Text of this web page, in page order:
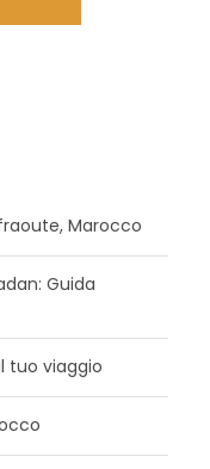
Marocco
Guida
tuo viaggio